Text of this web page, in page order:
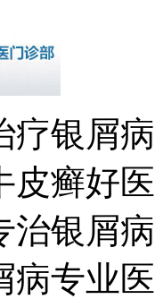
疗银屑
皮癣好
治银屑
病专业